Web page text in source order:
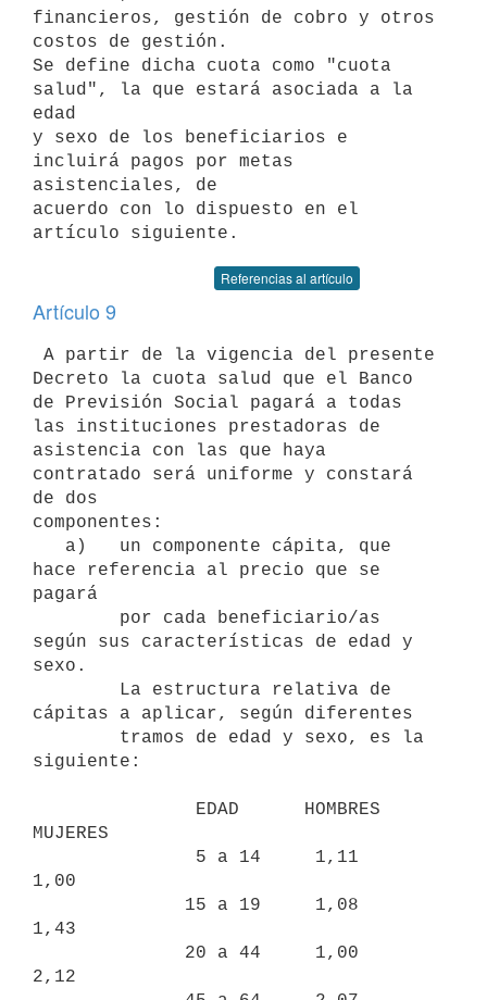
financieros, gestión de cobro y otros
costos de gestión.
Se define dicha cuota como "cuota
salud", la que estará asociada a la
edad
y sexo de los beneficiarios e
incluirá pagos por metas
asistenciales, de
acuerdo con lo dispuesto en el
Referencias al artículo
Artículo 9
Decreto la cuota salud que el Banco
de Previsión Social pagará a todas
las instituciones prestadoras de
asistencia con las que haya
contratado será uniforme y constará
de dos
componentes:
hace referencia al precio que se
pagará
según sus características de edad y
sexo.
cápitas a aplicar, según diferentes
siguiente:
MUJERES
1,00
1,43
2,12